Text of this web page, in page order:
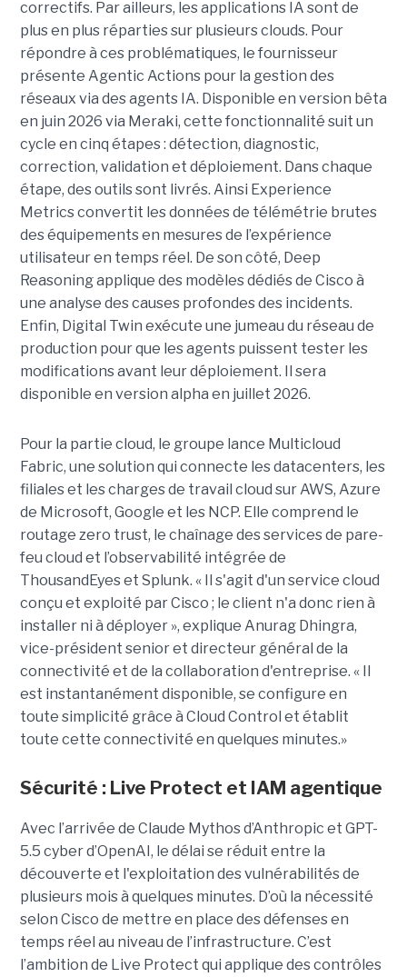
correctifs. Par ailleurs, les applications IA sont de
plus en plus réparties sur plusieurs clouds. Pour
répondre à ces problématiques, le fournisseur
présente Agentic Actions pour la gestion des
réseaux via des agents IA. Disponible en version bêta
en juin 2026 via Meraki, cette fonctionnalité suit un
cycle en cinq étapes : détection, diagnostic,
correction, validation et déploiement. Dans chaque
étape, des outils sont livrés. Ainsi Experience
Metrics convertit les données de télémétrie brutes
des équipements en mesures de l’expérience
utilisateur en temps réel. De son côté, Deep
Reasoning applique des modèles dédiés de Cisco à
une analyse des causes profondes des incidents.
Enfin, Digital Twin exécute une jumeau du réseau de
production pour que les agents puissent tester les
modifications avant leur déploiement. Il sera
disponible en version alpha en juillet 2026.
Pour la partie cloud, le groupe lance Multicloud
Fabric, une solution qui connecte les datacenters, les
filiales et les charges de travail cloud sur AWS, Azure
de Microsoft, Google et les NCP. Elle comprend le
routage zero trust, le chaînage des services de pare-
feu cloud et l’observabilité intégrée de
ThousandEyes et Splunk. « Il s'agit d'un service cloud
conçu et exploité par Cisco ; le client n'a donc rien à
installer ni à déployer », explique Anurag Dhingra,
vice-président senior et directeur général de la
connectivité et de la collaboration d'entreprise. « Il
est instantanément disponible, se configure en
toute simplicité grâce à Cloud Control et établit
toute cette connectivité en quelques minutes.»
Sécurité : Live Protect et IAM agentique
Avec l’arrivée de Claude Mythos d’Anthropic et GPT-
5.5 cyber d’OpenAI, le délai se réduit entre la
découverte et l'exploitation des vulnérabilités de
plusieurs mois à quelques minutes. D’où la nécessité
selon Cisco de mettre en place des défenses en
temps réel au niveau de l’infrastructure. C’est
l’ambition de Live Protect qui applique des contrôles